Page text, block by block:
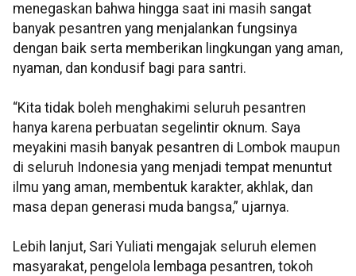
menegaskan bahwa hingga saat ini masih sangat
banyak pesantren yang menjalankan fungsinya
dengan baik serta memberikan lingkungan yang aman,
nyaman, dan kondusif bagi para santri.
“Kita tidak boleh menghakimi seluruh pesantren
hanya karena perbuatan segelintir oknum. Saya
meyakini masih banyak pesantren di Lombok maupun
di seluruh Indonesia yang menjadi tempat menuntut
ilmu yang aman, membentuk karakter, akhlak, dan
masa depan generasi muda bangsa,” ujarnya.
Lebih lanjut, Sari Yuliati mengajak seluruh elemen
masyarakat, pengelola lembaga pesantren, tokoh